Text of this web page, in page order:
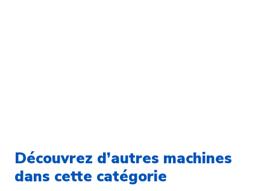
Découvrez d’autres machines
dans cette catégorie